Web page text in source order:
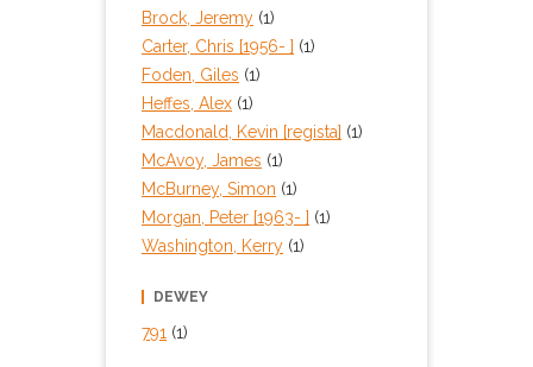
Brock, Jeremy (1)
Carter, Chris [1956- ] (1)
Foden, Giles (1)
Heffes, Alex (1)
Macdonald, Kevin [regista] (1)
McAvoy, James (1)
McBurney, Simon (1)
Morgan, Peter [1963- ] (1)
Washington, Kerry (1)
DEWEY
791 (1)